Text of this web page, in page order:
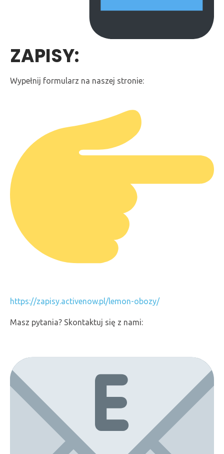
ZAPISY:
Wypełnij formularz na naszej stronie:
https://zapisy.activenow.pl/lemon-obozy/
Masz pytania? Skontaktuj się z nami: